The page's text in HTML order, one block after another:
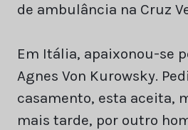
de ambulância na Cruz
Em Itália, apaixonou-se
Agnes Von Kurowsky.
casamento, esta aceita,
mais tarde, por outro